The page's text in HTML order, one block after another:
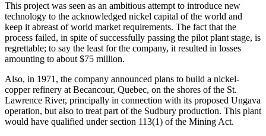
This project was seen as an ambitious attempt to introduce new
technology to the acknowledged nickel capital of the world and
keep it abreast of world market requirements. The fact that the
process failed, in spite of successfully passing the pilot plant stage, is
regrettable; to say the least for the company, it resulted in losses
amounting to about $75 million.
Also, in 1971, the company announced plans to build a nickel-
copper refinery at Becancour, Quebec, on the shores of the St.
Lawrence River, principally in connection with its proposed Ungava
operation, but also to treat part of the Sudbury production. This plant
would have qualified under section 113(1) of the Mining Act.